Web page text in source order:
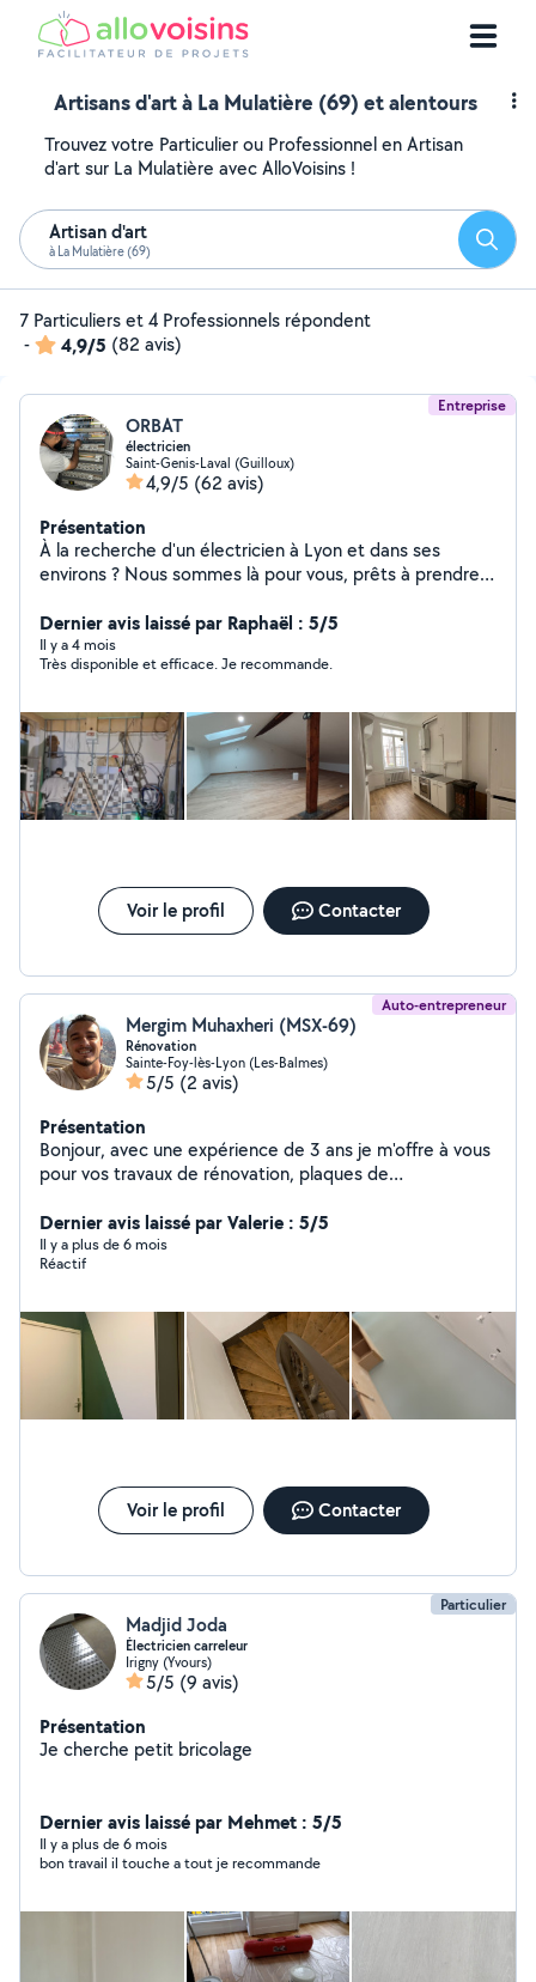
Artisans d'art à La Mulatière (69) et alentours
Trouvez votre Particulier ou Professionnel en Artisan
d'art sur La Mulatière avec AlloVoisins !
Artisan d'art
à La Mulatière (69)
7 Particuliers et 4 Professionnels répondent
-
4,9/5 (82 avis)
Entreprise
ORBAT
électricien
Saint-Genis-Laval (Guilloux)
4,9/5 (62 avis)
Présentation
À la recherche d'un électricien à Lyon et dans ses
environs ? Nous sommes là pour vous, prêts à prendre
rénovation partielle ou totale, une mise aux normes, ou
même l'installation d'une simple prise, nous sommes à
votre disposition. Chez ORBAT, nous nous engageons à
vous informer que nos devis sont gratuits ! Nous nous
feront un plaisir de discuter de vos besoins électriques,
de vous conseiller et de vous proposer des solutions
adaptées. N'hésitez pas à nous contacter pour obtenir
plus d'informations. A bientôt !
Dernier avis laissé par Raphaël : 5/5
Il y a 4 mois
Très disponible et efficace. Je recommande.
Voir le profil Contacter
Auto-entrepreneur
Mergim Muhaxheri (MSX-69)
Rénovation
Sainte-Foy-lès-Lyon (Les-Balmes)
5/5 (2 avis)
Présentation
Bonjour, avec une expérience de 3 ans je m'offre à vous
pour vos travaux de rénovation, plaques de
contacter pour avoir un devis.
Dernier avis laissé par Valerie : 5/5
Il y a plus de 6 mois
Réactif
Voir le profil Contacter
Particulier
Madjid Joda
Électricien carreleur
Irigny (Yvours)
5/5 (9 avis)
Présentation
Je cherche petit bricolage
Dernier avis laissé par Mehmet : 5/5
Il y a plus de 6 mois
bon travail il touche a tout je recommande